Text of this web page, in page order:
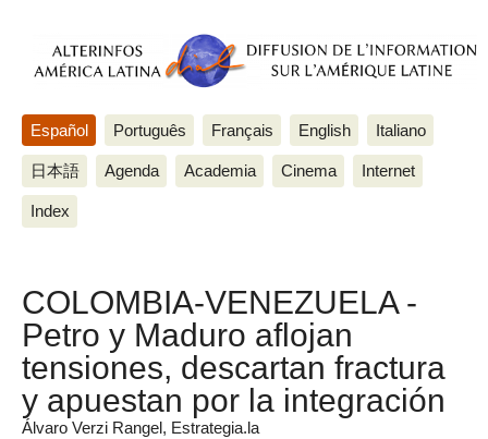
Español Português Français English Italiano
日本語 Agenda Academia Cinema Internet
Index
COLOMBIA-VENEZUELA -
Petro y Maduro aflojan
tensiones, descartan fractura
y apuestan por la integración
Álvaro Verzi Rangel, Estrategia.la